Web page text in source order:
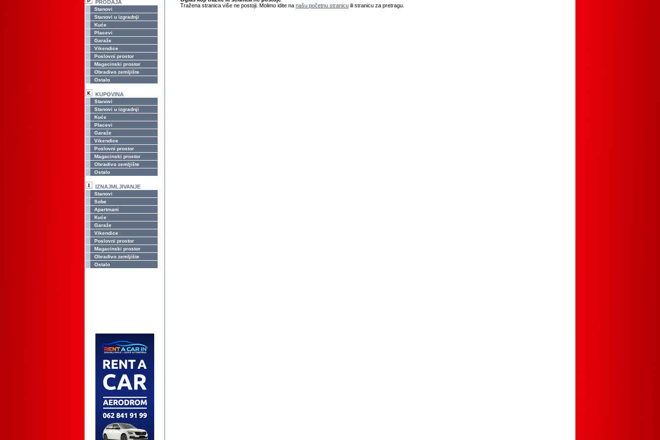
PRODAJA
Stanovi
Stanovi u izgradnji
Kuće
Placevi
Garaže
Vikendice
Poslovni prostor
Magacinski prostor
Obradivo zemljište
Ostalo
KUPOVINA
Stanovi
Stanovi u izgradnji
Kuće
Placevi
Garaže
Vikendice
Poslovni prostor
Magacinski prostor
Obradivo zemljište
Ostalo
IZNAJMLJIVANJE
Stanovi
Sobe
Apartmani
Kuće
Garaže
Vikendice
Poslovni prostor
Magacinski prostor
Obradivo zemljište
Ostalo
Tražena stranica više ne postoji. Molimo idite na našu početnu stranicu ili stranicu za pretragu.